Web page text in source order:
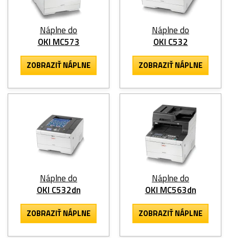
Náplne do
OKI MC573
ZOBRAZIŤ NÁPLNE
Náplne do
OKI C532
ZOBRAZIŤ NÁPLNE
Náplne do
OKI C532dn
ZOBRAZIŤ NÁPLNE
Náplne do
OKI MC563dn
ZOBRAZIŤ NÁPLNE